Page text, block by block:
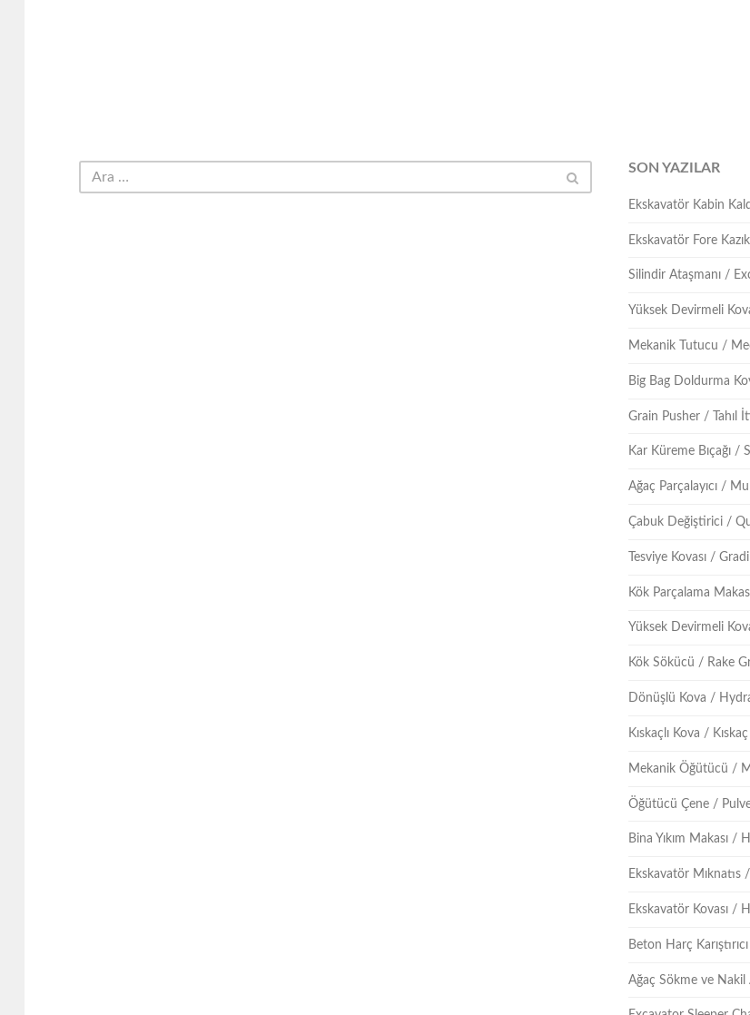
SON YAZILAR
Ekskavatör Kabin
Ekskavatör Fore Kazık
Silindir Ataşmanı /
Yüksek Devirmeli
Mekanik Tutucu /
Big Bag Doldurma
Grain Pusher / Tahıl
Kar Küreme Bıçağı /
Ağaç Parçalayıcı /
Çabuk Değiştirici /
Tesviye Kovası /
Kök Parçalama
Yüksek Devirmeli
Kök Sökücü / Rake
Dönüşlü Kova /
Kıskaçlı Kova /
Mekanik Öğütücü /
Öğütücü Çene /
Bina Yıkım Makası
Ekskavatör
Ekskavatör Kovası /
Beton Harç
Ağaç Sökme ve Nakil